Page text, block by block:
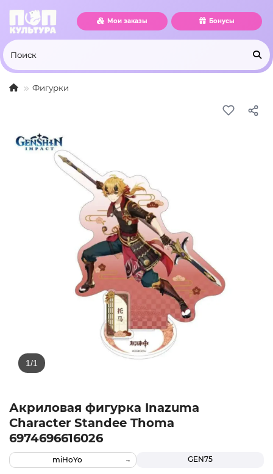
Мои заказы Бонусы
Фигурки
Акриловая фигурка Inazuma
Character Standee Thoma
6974696616026
GEN75
miHoYo